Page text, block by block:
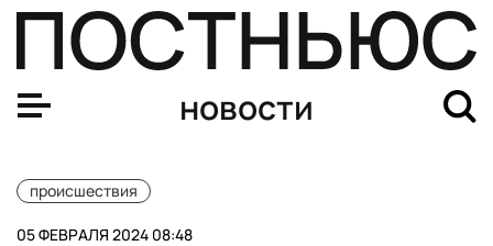
новости
происшествия
05 ФЕВРАЛЯ 2024 08:48
В Курской области задержали мужчину, ударившего